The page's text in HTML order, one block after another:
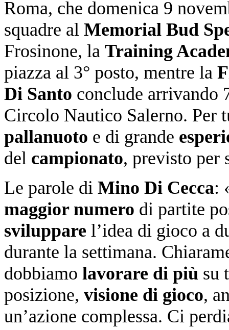
Roma, che domenica 9
squadre al Memorial Bud
Frosinone, la Training
piazza al 3° posto, mentre la
Di Santo conclude arrivando
Circolo Nautico Salerno. Per
pallanuoto e di grande
del campionato, previsto per
Le parole di Mino Di Cecca:
maggior numero di partite
sviluppare l’idea di gioco a
durante la settimana.
dobbiamo lavorare di più su
posizione, visione di gioco,
un’azione complessa. Ci